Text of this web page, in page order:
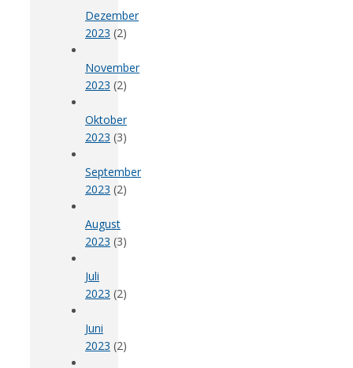
Dezember
2023 (2)
November
2023 (2)
Oktober
2023 (3)
September
2023 (2)
August
2023 (3)
Juli
2023 (2)
Juni
2023 (2)